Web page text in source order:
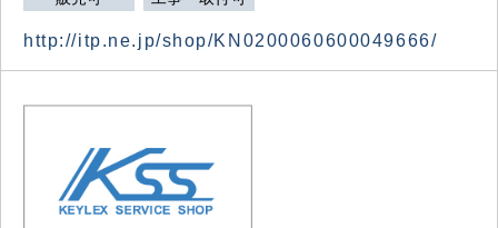
http://itp.ne.jp/shop/KN0200060600049666/